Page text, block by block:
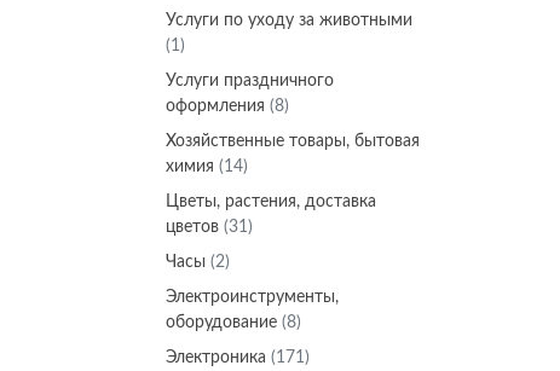
Услуги по уходу за животными
(1)
Услуги праздничного
оформления (8)
Хозяйственные товары, бытовая
химия (14)
Цветы, растения, доставка
цветов (31)
Часы (2)
Электроинструменты,
оборудование (8)
Электроника (171)